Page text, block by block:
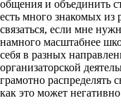
общения и объединить
есть много знакомых из
связаться, если мне
намного масштабнее
себя в разных
организаторской
грамотно распределять
как это может